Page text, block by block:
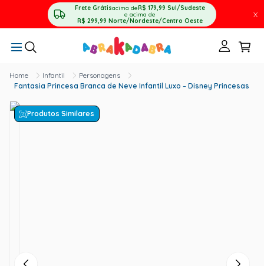
Frete Grátisacima deR$ 179,99 Sul/Sudeste
e acima de
R$ 299,99 Norte/Nordeste/Centro Oeste
X
Infantil
Personagens
Fantasia Princesa Branca de Neve Infantil Luxo – Disney Princesas
Produtos Similares